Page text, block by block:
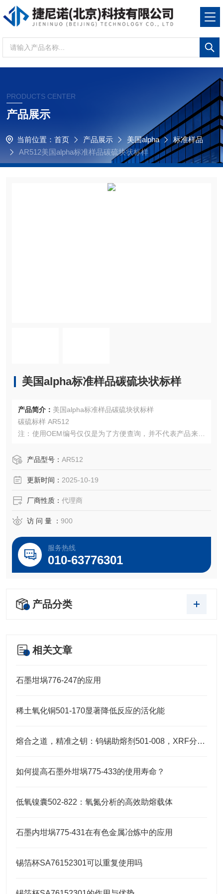
PRODUCTS CENTER
产品展示
当前位置： 首页 产品展示 美国alpha
标准样品
AR512美国alpha标准样品碳硫块状标样
美国alpha标准样品碳硫块状标样
产品简介： 美国alpha标准样品碳硫块状标样
碳硫标样 AR512
注：使用OEM编号仅仅是为了方便查询，并不代表产品来自
于所对应仪器。
产品型号： AR512
更新时间： 2025-10-19
厂商性质： 代理商
访 问 量 ： 900
服务热线
010-63776301
产品分类
相关文章
石墨坩埚776-247的应用
稀土氧化铜501-170显著降低反应的活化能
熔合之道，精准之钥：钨锡助熔剂501-008，XRF分析的伴侣
如何提高石墨外坩埚775-433的使用寿命？
低氧镍囊502-822：氧氮分析的高效助熔载体
石墨内坩埚775-431在有色金属冶炼中的应用
锡箔杯SA76152301可以重复使用吗